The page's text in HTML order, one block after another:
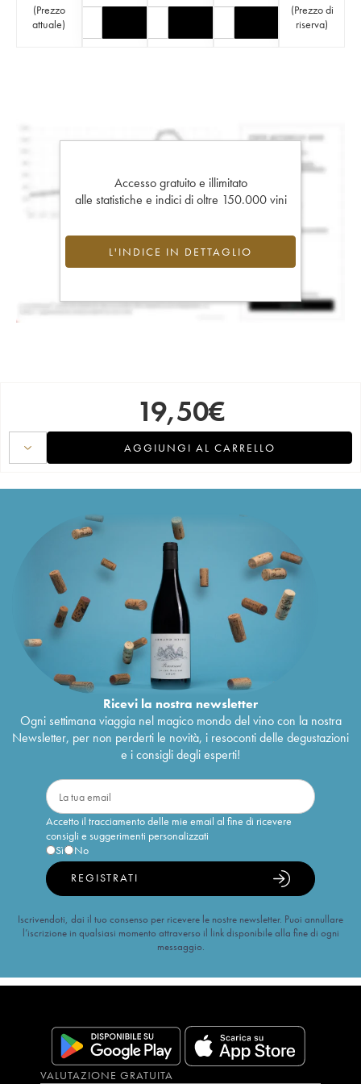
(Prezzo
attuale)
(Prezzo di
riserva)
Accesso gratuito e illimitato
alle statistiche e indici di oltre 150.000 vini
L'INDICE IN DETTAGLIO
19,50€
AGGIUNGI AL CARRELLO
Ricevi la nostra newsletter
Ogni settimana viaggia nel magico mondo del vino con la nostra
Newsletter, per non perderti le novità, i resoconti delle degustazioni
e i consigli degli esperti!
Accetto il tracciamento delle mie email al fine di ricevere
consigli e suggerimenti personalizzati
Sì
No
REGISTRATI
Iscrivendoti, dai il tuo consenso per ricevere le nostre newsletter. Puoi annullare
l’iscrizione in qualsiasi momento attraverso il link disponibile alla fine di ogni
messaggio.
VALUTAZIONE GRATUITA